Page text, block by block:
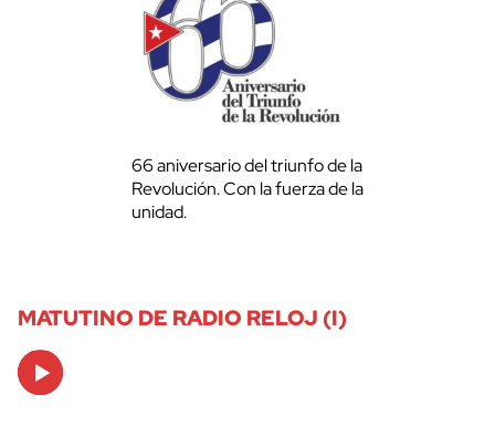
66 aniversario del triunfo de la
Revolución. Con la fuerza de la
unidad.
MATUTINO DE RADIO RELOJ (I)
Audio
Player